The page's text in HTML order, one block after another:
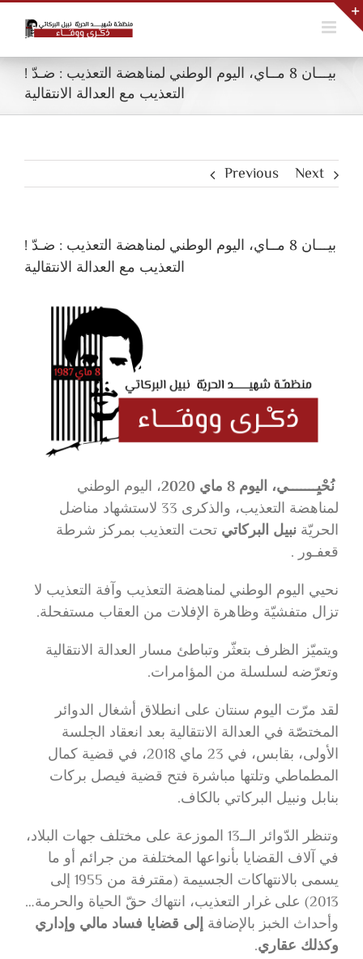
Skip
content
! بيـــان 8 مــاي، اليوم الوطني لمناهضة التعذيب : ضـدّ
التعذيب مع العدالة الانتقالية
Previous Next
! بيـــان 8 مــاي، اليوم الوطني لمناهضة التعذيب : ضـدّ
التعذيب مع العدالة الانتقالية
نُحْيِـــــــي، اليوم 8 ماي 2020
، اليوم الوطني
لمناهضة التعذيب، والذكرى 33 لاستشهاد مناضل
الحريّة نبيل البركاتي تحت التعذيب بمركز شرطة
قعفـور .
نحيي اليوم الوطني لمناهضة التعذيب وآفة التعذيب لا
تزال متفشيّة وظاهرة الإفلات من العقاب مستفحلة.
ويتميّز الظرف بتعثّر وتباطئ مسار العدالة الانتقالية
وتعرّضه لسلسلة من المؤامرات.
لقد مرّت اليوم سنتان على انطلاق أشغال الدوائر
المختصّة في العدالة الانتقالية بعد انعقاد الجلسة
الأولى، بقابس، في 23 ماي 2018، في قضية كمال
المطماطي وتلتها مباشرة فتح قضية فيصل بركات
بنابل ونبيل البركاتي بالكاف.
وتنظر الدّوائر الــ13 الموزعة على مختلف جهات البلاد،
في آلاف القضايا بأنواعها المختلفة من جرائم أو ما
يسمى بالانتهاكات الجسيمة (مقترفة من 1955 إلى
2013) على غرار التعذيب، انتهاك حقّ الحياة والحرمة…
وأحداث الخبز بالإضافة إلى قضايا فساد مالي وإداري
وكذلك عقاري.